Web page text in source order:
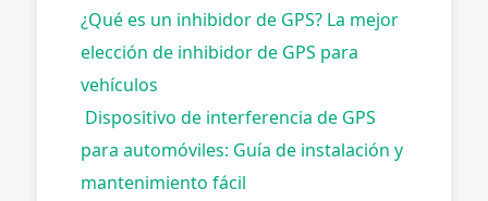
¿Qué es un inhibidor de GPS? La mejor
elección de inhibidor de GPS para
vehículos
Dispositivo de interferencia de GPS
para automóviles: Guía de instalación y
mantenimiento fácil